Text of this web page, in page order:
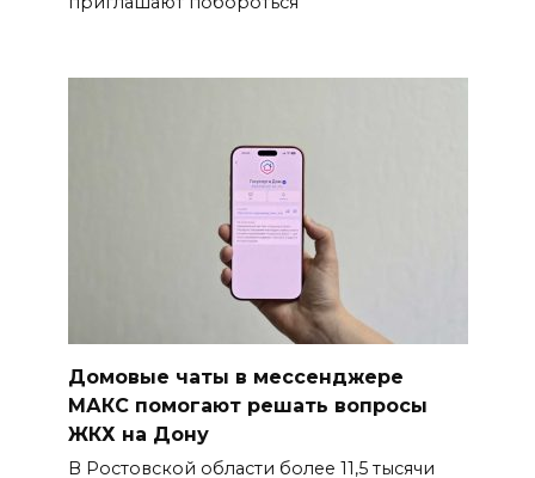
Домовые чаты в мессенджере
МАКС помогают решать вопросы
ЖКХ на Дону
В Ростовской области более 11,5 тысячи